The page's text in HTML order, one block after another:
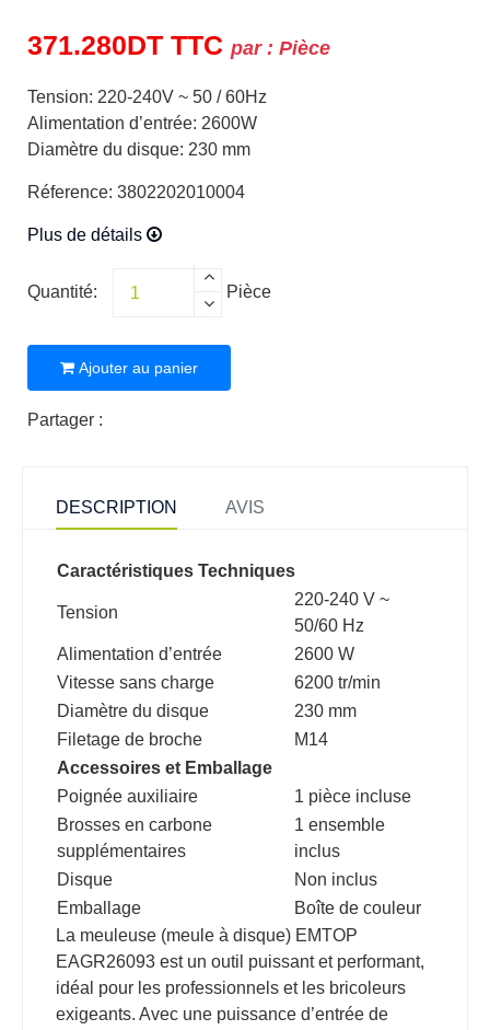
371.280DT TTC par : Pièce
Tension: 220-240V ~ 50 / 60Hz
Alimentation d’entrée: 2600W
Diamètre du disque: 230 mm
Réference: 3802202010004
Plus de détails
Quantité: Pièce
Ajouter au panier
Partager :
DESCRIPTION AVIS
Caractéristiques Techniques
Tension
220-240 V ~
50/60 Hz
Alimentation d’entrée
2600 W
Vitesse sans charge
6200 tr/min
Diamètre du disque
230 mm
Filetage de broche
M14
Accessoires et Emballage
Poignée auxiliaire
1 pièce incluse
Brosses en carbone
supplémentaires
1 ensemble
inclus
Disque
Non inclus
Emballage
Boîte de couleur
La meuleuse (meule à disque) EMTOP
EAGR26093 est un outil puissant et performant,
idéal pour les professionnels et les bricoleurs
exigeants. Avec une puissance d’entrée de